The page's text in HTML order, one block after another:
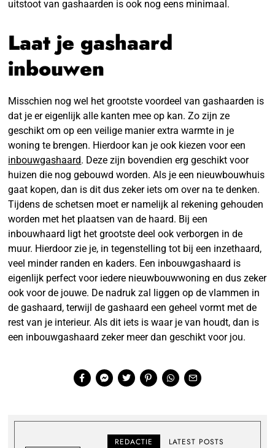
uitstoot van gashaarden is ook nog eens minimaal.
Laat je gashaard
inbouwen
Misschien nog wel het grootste voordeel van gashaarden is
dat je er eigenlijk alle kanten mee op kan. Zo zijn ze
geschikt om op een veilige manier extra warmte in je
woning te brengen. Hierdoor kan je ook kiezen voor een
inbouwgashaard. Deze zijn bovendien erg geschikt voor
huizen die nog gebouwd worden. Als je een nieuwbouwhuis
gaat kopen, dan is dit dus zeker iets om over na te denken.
Tijdens de schetsen moet er namelijk al rekening gehouden
worden met het plaatsen van de haard. Bij een
inbouwhaard ligt het grootste deel ook verborgen in de
muur. Hierdoor zie je, in tegenstelling tot bij een inzethaard,
veel minder randen en kaders. Een inbouwgashaard is
eigenlijk perfect voor iedere nieuwbouwwoning en dus zeker
ook voor de jouwe. De nadruk zal liggen op de vlammen in
de gashaard, terwijl de gashaard een geheel vormt met de
rest van je interieur. Als dit iets is waar je van houdt, dan is
een inbouwgashaard zeker meer dan geschikt voor jou.
REDACTIE LATEST POSTS